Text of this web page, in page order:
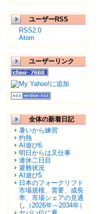
ユーザーRSS
RSS2.0
Atom
ユーザーリンク
全体の新着日記
暑いから練習
灼熱
AI遊び6
明日からは又仕事
連休二日目
避難状況
AI遊び5
日本のフォークリフト
市場規模、需要、成長
率、市場シェアの見通
し（2026年～2034年）